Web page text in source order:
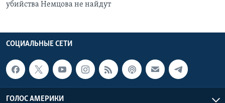
убийства Немцова не найдут
СОЦИАЛЬНЫЕ СЕТИ
ГОЛОС АМЕРИКИ